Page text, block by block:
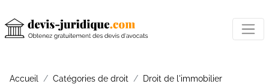
Accueil Catégories de droit
Droit de l'immobilier